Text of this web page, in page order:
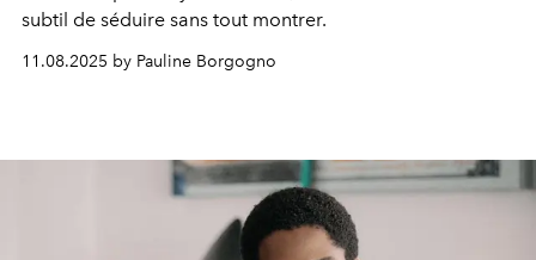
subtil de séduire sans tout montrer.
11.08.2025 by Pauline Borgogno